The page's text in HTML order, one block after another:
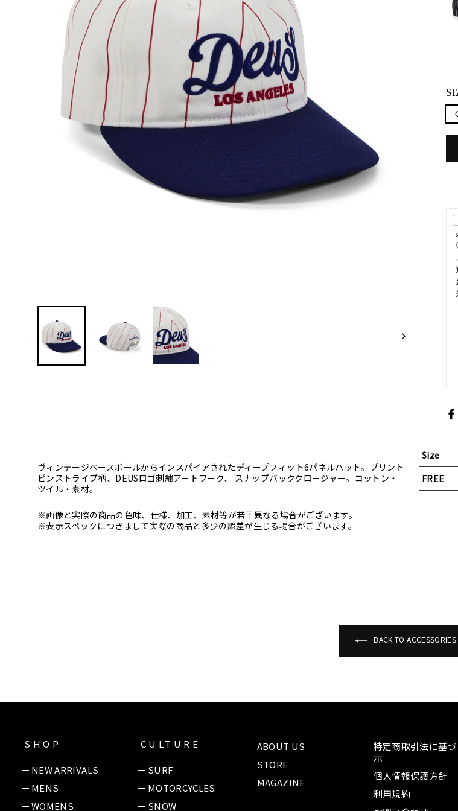
ヴィンテージベースボールからインスパイアされたディープフィット6パネルハット。プリント
ピンストライプ柄、DEUSロゴ刺繍アートワーク、 スナップバッククロージャー。コットン・
ツイル・素材。
※画像と実際の商品の色味、仕様、加工、素材等が若干異なる場合がございます。
※表示スペックにつきまして実際の商品と多少の誤差が生じる場合がございます。
Size
FREE
BACK TO ACCESSORIES
SHOP
NEW ARRIVALS
MENS
WOMENS
CULTURE
SURF
MOTORCYCLES
SNOW
ABOUT US
STORE
MAGAZINE
特定商取引法に基
示
個人情報保護方針
利用規約